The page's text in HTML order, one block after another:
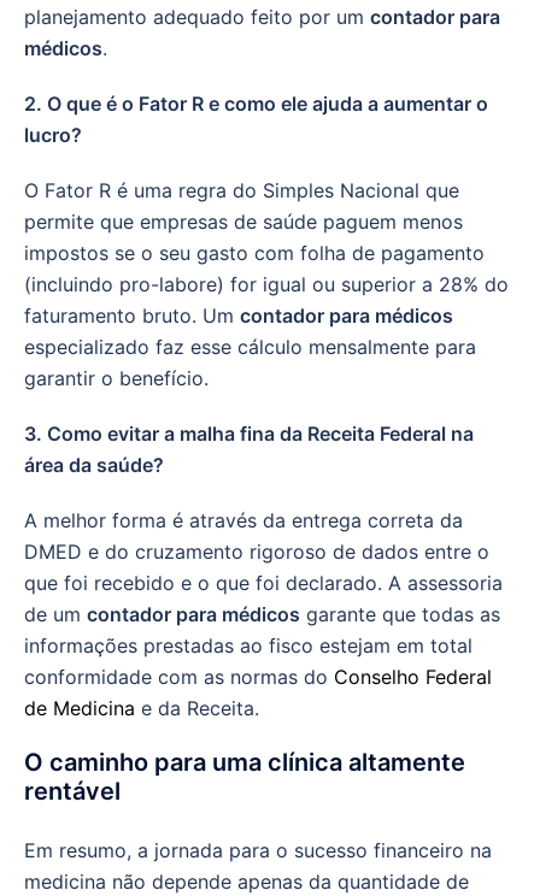
planejamento adequado feito por um contador para
médicos.
2. O que é o Fator R e como ele ajuda a aumentar o
lucro?
O Fator R é uma regra do Simples Nacional que
permite que empresas de saúde paguem menos
impostos se o seu gasto com folha de pagamento
(incluindo pro-labore) for igual ou superior a 28% do
faturamento bruto. Um contador para médicos
especializado faz esse cálculo mensalmente para
garantir o benefício.
3. Como evitar a malha fina da Receita Federal na
área da saúde?
A melhor forma é através da entrega correta da
DMED e do cruzamento rigoroso de dados entre o
que foi recebido e o que foi declarado. A assessoria
de um contador para médicos garante que todas as
informações prestadas ao fisco estejam em total
conformidade com as normas do Conselho Federal
de Medicina e da Receita.
O caminho para uma clínica altamente
rentável
Em resumo, a jornada para o sucesso financeiro na
medicina não depende apenas da quantidade de